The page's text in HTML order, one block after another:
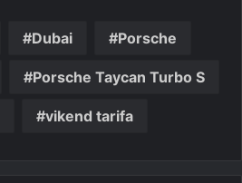
Dubai Porsche
Porsche Taycan Turbo S
vikend tarifa